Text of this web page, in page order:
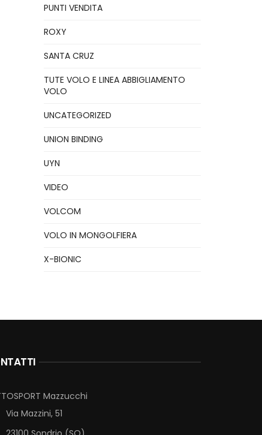
PUNTI VENDITA
ROXY
SANTA CRUZ
TUTE VOLO E LINEA ABBIGLIAMENTO
VOLO
UNCATEGORIZED
UNION BINDING
UYN
VIDEO
VOLCOM
VOLO IN MONGOLFIERA
X-BIONIC
Mazzucchi
Via Mazzini, 51